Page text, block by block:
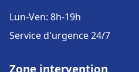
Lun-Ven: 8h-19h
Service d'urgence 24/7
Zone intervention